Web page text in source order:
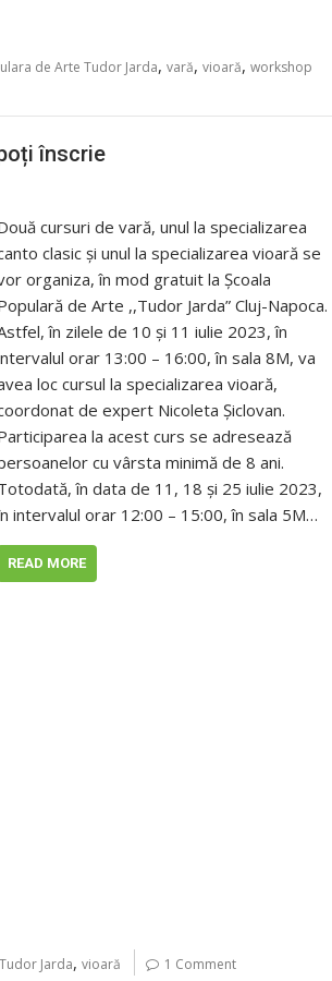
de Arte Tudor Jarda, vară, vioară, workshop
înscrie
cursuri de vară, unul la specializarea
clasic și unul la specializarea vioară se
organiza, în mod gratuit la Școala
de Arte ,,Tudor Jarda” Cluj-Napoca.
în zilele de 10 și 11 iulie 2023, în
orar 13:00 – 16:00, în sala 8M, va
loc cursul la specializarea vioară,
de expert Nicoleta Șiclovan.
la acest curs se adresează
cu vârsta minimă de 8 ani.
în data de 11, 18 și 25 iulie 2023,
intervalul orar 12:00 – 15:00, în sala 5M…
READ MORE
Jarda, vioară 1 Comment